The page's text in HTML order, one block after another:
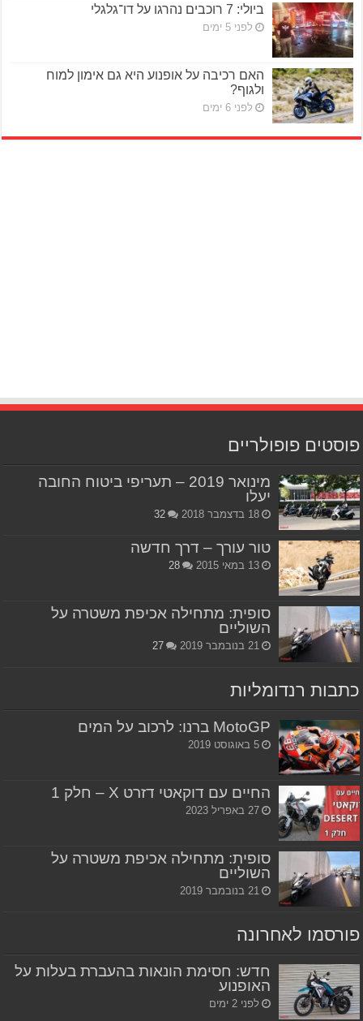
ביולי: 7 רוכבים נהרגו על דו־גלגלי
לפני 5 ימים
האם רכיבה על אופנוע היא גם אימון למוח
ולגוף?
לפני 6 ימים
פוסטים פופולריים
מינואר 2019 – תעריפי ביטוח החובה
יעלו
18 בדצמבר 2018 32
טור עורך – דרך חדשה
13 במאי 2015 28
סופית: מתחילה אכיפת משטרה על
השוליים
21 בנובמבר 2019 27
כתבות רנדומליות
MotoGP ברנו: לרכוב על המים
5 באוגוסט 2019
החיים עם דוקאטי דזרט X – חלק 1
27 באפריל 2023
סופית: מתחילה אכיפת משטרה על
השוליים
21 בנובמבר 2019
פורסמו לאחרונה
חדש: חסימת הונאות בהעברת בעלות על
האופנוע
לפני 2 ימים